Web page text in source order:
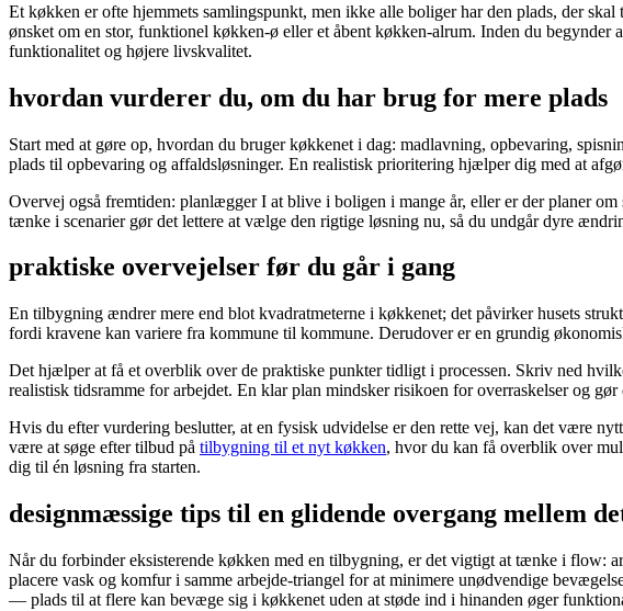
Et køkken er ofte hjemmets samlingspunkt, men ikke alle boliger har den plads, der
ønsket om en stor, funktionel køkken-ø eller et åbent køkken-alrum. Inden du
funktionalitet og højere livskvalitet.
hvordan vurderer du, om du har brug for mere plads
Start med at gøre op, hvordan du bruger køkkenet i dag: madlavning, opbevaring,
plads til opbevaring og affaldsløsninger. En realistisk prioritering hjælper dig med at
Overvej også fremtiden: planlægger I at blive i boligen i mange år, eller er der planer
tænke i scenarier gør det lettere at vælge den rigtige løsning nu, så du undgår dyre
praktiske overvejelser før du går i gang
En tilbygning ændrer mere end blot kvadratmeterne i køkkenet; det påvirker husets
fordi kravene kan variere fra kommune til kommune. Derudover er en grundig
Det hjælper at få et overblik over de praktiske punkter tidligt i processen. Skriv ned
realistisk tidsramme for arbejdet. En klar plan mindsker risikoen for overraskelser og
Hvis du efter vurdering beslutter, at en fysisk udvidelse er den rette vej, kan det være
være at søge efter tilbud på tilbygning til et nyt køkken, hvor du kan få overblik over
dig til én løsning fra starten.
designmæssige tips til en glidende overgang mellem
Når du forbinder eksisterende køkken med en tilbygning, er det vigtigt at tænke i flow:
placere vask og komfur i samme arbejde-triangel for at minimere unødvendige
— plads til at flere kan bevæge sig i køkkenet uden at støde ind i hinanden øger